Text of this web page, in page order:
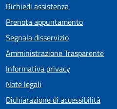
Richiedi assistenza
Prenota appuntamento
Segnala disservizio
Amministrazione Trasparente
Informativa privacy
Note legali
Dichiarazione di accessibilità